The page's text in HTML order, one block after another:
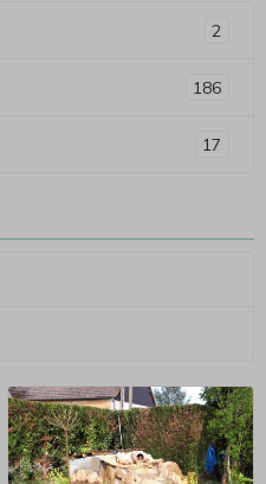
2
186
17